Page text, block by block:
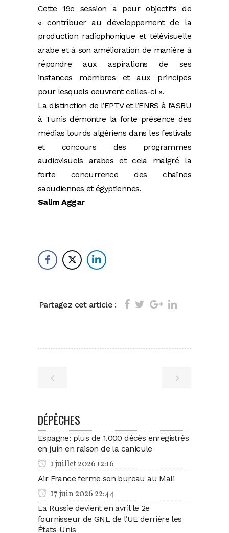
Cette 19e session a pour objectifs de
« contribuer au développement de la
production radiophonique et télévisuelle
arabe et à son amélioration de manière à
répondre aux aspirations de ses
instances membres et aux principes
pour lesquels oeuvrent celles-ci ».
La distinction de l’EPTV et l’ENRS à l’ASBU
à Tunis démontre la forte présence des
médias lourds algériens dans les festivals
et concours des programmes
audiovisuels arabes et cela malgré la
forte concurrence des chaînes
saoudiennes et égyptiennes.
Salim Aggar
Partagez cet article :
DÉPÊCHES
Espagne: plus de 1.000 décès enregistrés
en juin en raison de la canicule
1 juillet 2026 12:16
Air France ferme son bureau au Mali
17 juin 2026 22:44
La Russie devient en avril le 2e
fournisseur de GNL de l’UE derrière les
États-Unis